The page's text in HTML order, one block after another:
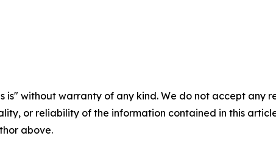
is" without warranty of any kind. We do not accept any
or reliability of the information contained in this
above.